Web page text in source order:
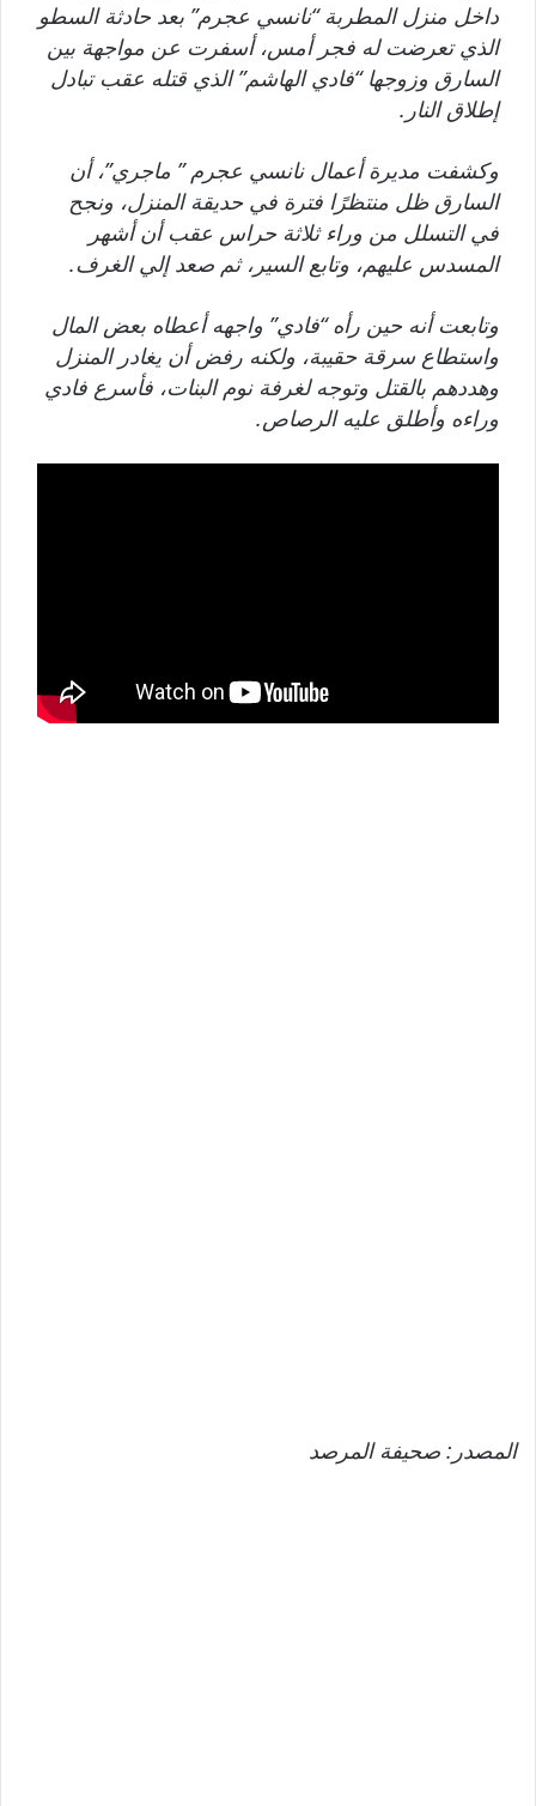
داخل منزل المطربة “نانسي عجرم” بعد حادثة السطو
الذي تعرضت له فجر أمس، أسفرت عن مواجهة بين
السارق وزوجها “فادي الهاشم” الذي قتله عقب تبادل
إطلاق النار.
وكشفت مديرة أعمال نانسي عجرم ” ماجري”، أن
السارق ظل منتظرًا فترة في حديقة المنزل، ونجح
في التسلل من وراء ثلاثة حراس عقب أن أشهر
المسدس عليهم، وتابع السير، ثم صعد إلي الغرف.
وتابعت أنه حين رأه “فادي” واجهه أعطاه بعض المال
واستطاع سرقة حقيبة، ولكنه رفض أن يغادر المنزل
وهددهم بالقتل وتوجه لغرفة نوم البنات، فأسرع فادي
وراءه وأطلق عليه الرصاص.
المصدر: صحيفة المرصد